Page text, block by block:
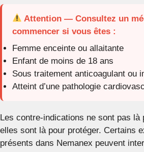
Attention — Consultez un
commencer si vous êtes :
Femme enceinte ou allaitante
Enfant de moins de 18 ans
Sous traitement anticoagulant ou
Atteint d’une pathologie
Les contre-indications ne sont pas
elles sont là pour protéger. Certains
présents dans Nemanex peuvent